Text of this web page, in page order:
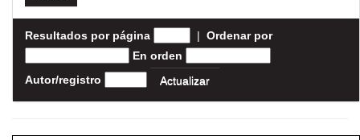
Resultados por página | Ordenar por
En orden
Autor/registro